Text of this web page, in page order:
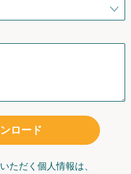
ロード
ただく個人情報は、